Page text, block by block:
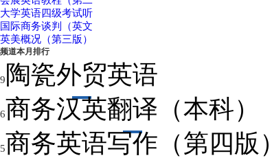
大学英语四级考试听
国际商务谈判（英文
英美概况（第三版）
频道本月排行
9 陶瓷外贸英语
6商务汉英翻译（本科）
5商务英语写作（第四版）